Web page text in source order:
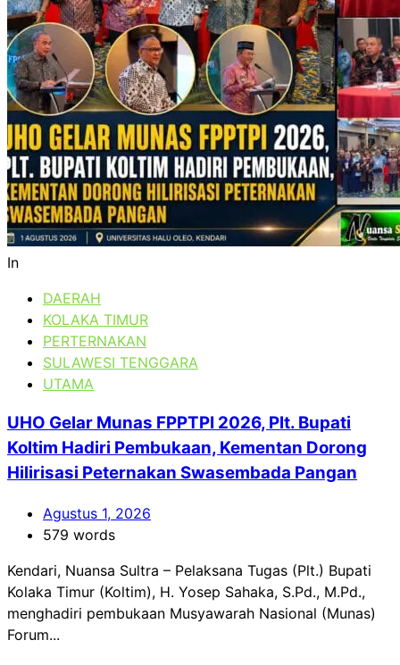
In
DAERAH
KOLAKA TIMUR
PERTERNAKAN
SULAWESI TENGGARA
UTAMA
UHO Gelar Munas FPPTPI 2026, Plt. Bupati
Koltim Hadiri Pembukaan, Kementan Dorong
Hilirisasi Peternakan Swasembada Pangan
Agustus 1, 2026
579 words
Kendari, Nuansa Sultra – Pelaksana Tugas (Plt.) Bupati
Kolaka Timur (Koltim), H. Yosep Sahaka, S.Pd., M.Pd.,
menghadiri pembukaan Musyawarah Nasional (Munas)
Forum...